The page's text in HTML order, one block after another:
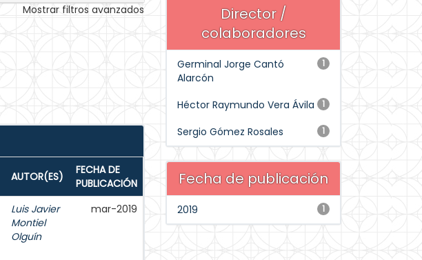
Mostrar filtros avanzados
AUTOR(ES)
FECHA DE
PUBLICACIÓN
Luis Javier
Montiel
Olguín
mar-2019
Director /
colaboradores
1
Germinal Jorge Cantó
Alarcón
1
Héctor Raymundo Vera Ávila
1
Sergio Gómez Rosales
Fecha de publicación
1
2019